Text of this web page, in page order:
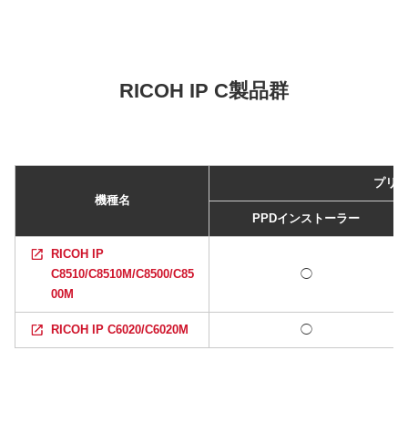
RICOH IP C製品群
機種名
プリ
PPDインストーラー
RICOH IP
C8510/C8510M/C8500/C85
00M
◯
RICOH IP C6020/C6020M ◯